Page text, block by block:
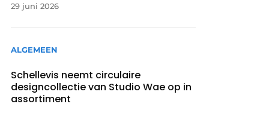
29 juni 2026
ALGEMEEN
Schellevis neemt circulaire
designcollectie van Studio Wae op in
assortiment